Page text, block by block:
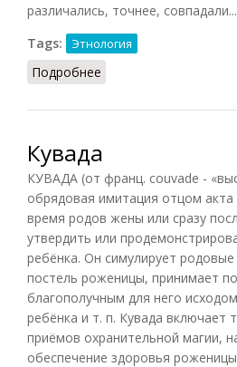
различались, точнее, совпадали...
Tags:
Этнология
Подробнее
Кувада
КУВАДА (от франц. couvade -
обрядовая имитация отцом
время родов жены или сразу
утвердить или
ребёнка. Он симулирует
постель роженицы, принимает
благополучным для него
ребёнка и т. п. Кувада включает
приёмов охранительной магии,
обеспечение здоровья